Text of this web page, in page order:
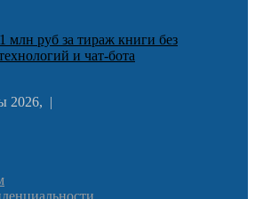
млн руб за тираж книги без
и чат-бота
2026, |